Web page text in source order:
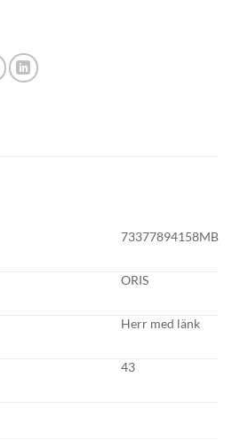
73377894158MB
ORIS
Herr med länk
43